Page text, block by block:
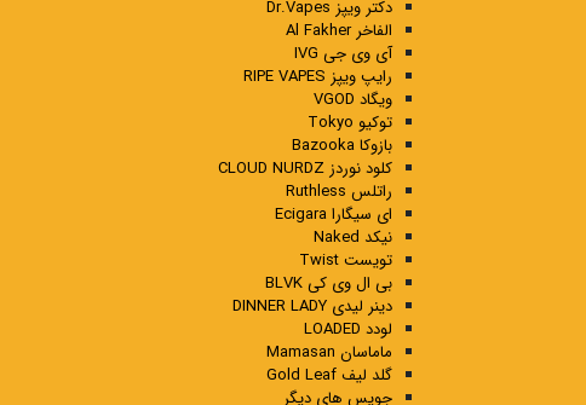
دکتر ویپز Dr.Vapes
الفاخر Al Fakher
آی وی جی IVG
رایپ ویپز RIPE VAPES
ویگاد VGOD
توکیو Tokyo
بازوکا Bazooka
کلود نوردز CLOUD NURDZ
راتلس Ruthless
ای سیگارا Ecigara
نیکد Naked
تویست Twist
بی ال وی کی BLVK
دینر لیدی DINNER LADY
لودد LOADED
ماماسان Mamasan
گلد لیف Gold Leaf
جویس های دیگر